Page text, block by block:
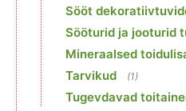
Sööt
Sööturid ja jooturid
Mineraalsed
Tarvikud (1)
Tugevdavad